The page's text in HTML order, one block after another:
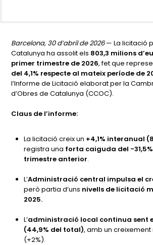
Barcelona, 30 d’abril de 2026— La licitació
Catalunya ha assolit els 803,3 milions
primer trimestre de 2026, fet que
del 4,1% respecte al mateix període de
l’Informe de Licitació elaborat per la
d’Obres de Catalunya (CCOC).
Claus de l’informe:
La licitació creix un +4,1% interanual
registra una forta caiguda del -
trimestre anterior.
L’Administració central impulsa el
però partia d’uns nivells de licitació
2025.
L’administració local continua sent
(44,9% del total), amb un
(+2%).